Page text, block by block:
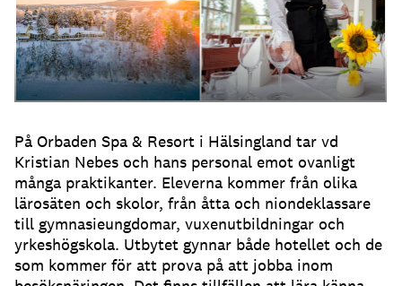
På Orbaden Spa & Resort i Hälsingland tar vd
Kristian Nebes och hans personal emot ovanligt
många praktikanter. Eleverna kommer från olika
lärosäten och skolor, från åtta och niondeklassare
till gymnasieungdomar, vuxenutbildningar och
yrkeshögskola. Utbytet gynnar både hotellet och de
som kommer för att prova på att jobba inom